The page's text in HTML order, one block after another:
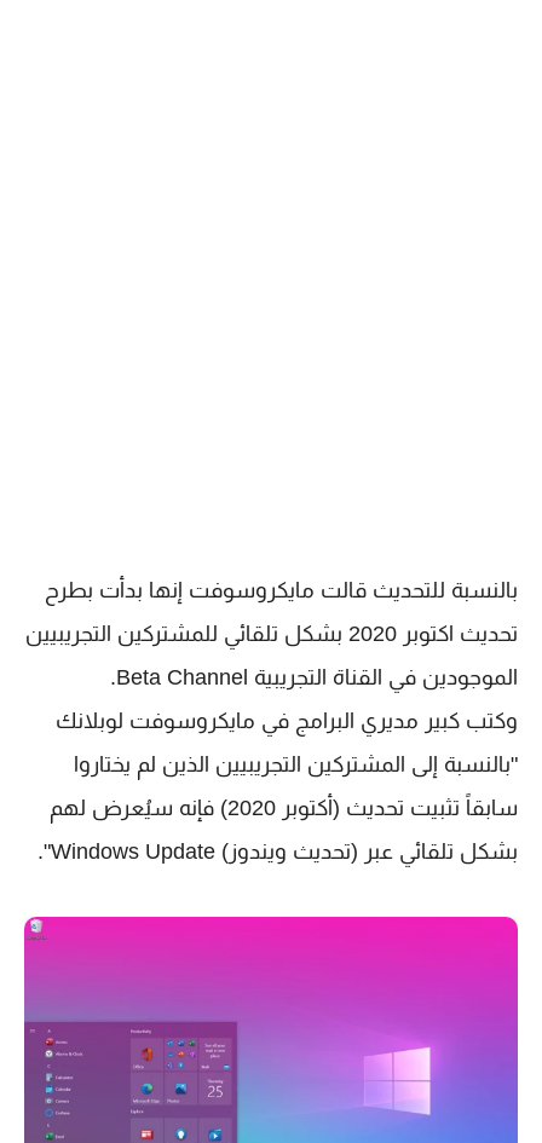
بالنسبة للتحديث قالت مايكروسوفت إنها بدأت بطرح
تحديث اكتوبر 2020 بشكل تلقائي للمشتركين التجريبيين
الموجودين في القناة التجريبية Beta Channel.
وكتب كبير مديري البرامج في مايكروسوفت لوبلانك
"بالنسبة إلى المشتركين التجريبيين الذين لم يختاروا
سابقاً تثبيت تحديث (أكتوبر 2020) فإنه سيُعرض لهم
بشكل تلقائي عبر (تحديث ويندوز) Windows Update".